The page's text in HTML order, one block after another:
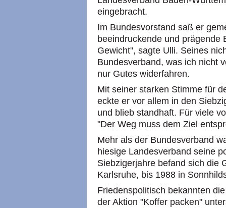
eingebracht.
Im Bundesvorstand saß er
beeindruckende und prägende
Gewicht", sagte Ulli. Seines
Bundesverband, was ich nicht
nur Gutes widerfahren.
Mit seiner starken Stimme für
eckte er vor allem in den
und blieb standhaft. Für viele
"Der Weg muss dem Ziel
Mehr als der Bundesverband
hiesige Landesverband seine
Siebzigerjahre befand sich die
Karlsruhe, bis 1988 in
Friedenspolitisch bekannten
der Aktion "Koffer packen"